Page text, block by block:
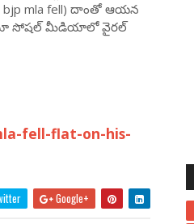
bjp mla fell) దాంతో ఆయన
సోషల్ మీడియాలో వైరల్
fell-flat-on-his-
Google+